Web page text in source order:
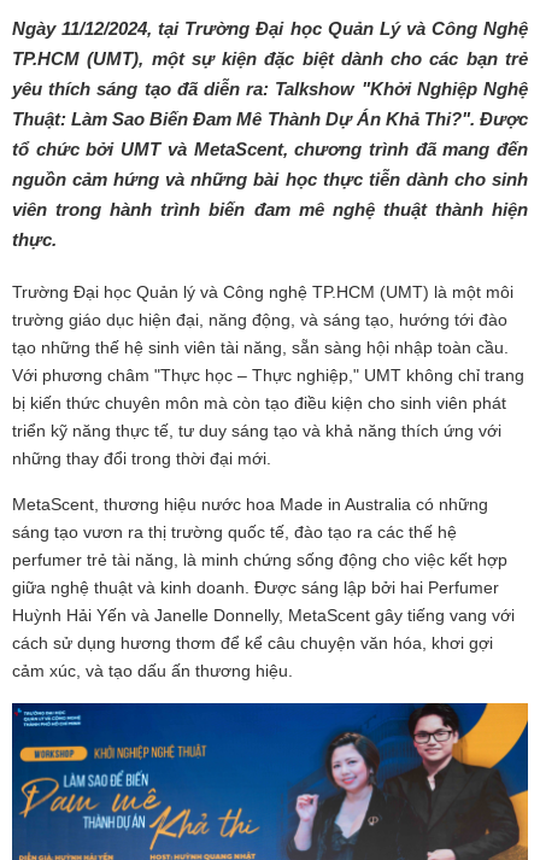
Ngày 11/12/2024, tại Trường Đại học Quản Lý và Công Nghệ
TP.HCM (UMT), một sự kiện đặc biệt dành cho các bạn trẻ
yêu thích sáng tạo đã diễn ra: Talkshow "Khởi Nghiệp Nghệ
Thuật: Làm Sao Biến Đam Mê Thành Dự Án Khả Thi?". Được
tổ chức bởi UMT và MetaScent, chương trình đã mang đến
nguồn cảm hứng và những bài học thực tiễn dành cho sinh
viên trong hành trình biến đam mê nghệ thuật thành hiện
thực.
Trường Đại học Quản lý và Công nghệ TP.HCM (UMT) là một môi
trường giáo dục hiện đại, năng động, và sáng tạo, hướng tới đào
tạo những thế hệ sinh viên tài năng, sẵn sàng hội nhập toàn cầu.
Với phương châm "Thực học – Thực nghiệp," UMT không chỉ trang
bị kiến thức chuyên môn mà còn tạo điều kiện cho sinh viên phát
triển kỹ năng thực tế, tư duy sáng tạo và khả năng thích ứng với
những thay đổi trong thời đại mới.
MetaScent, thương hiệu nước hoa Made in Australia có những
sáng tạo vươn ra thị trường quốc tế, đào tạo ra các thế hệ
perfumer trẻ tài năng, là minh chứng sống động cho việc kết hợp
giữa nghệ thuật và kinh doanh. Được sáng lập bởi hai Perfumer
Huỳnh Hải Yến và Janelle Donnelly, MetaScent gây tiếng vang với
cách sử dụng hương thơm để kể câu chuyện văn hóa, khơi gợi
cảm xúc, và tạo dấu ấn thương hiệu.